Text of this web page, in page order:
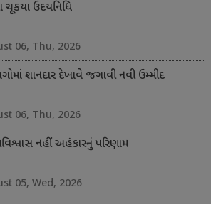
ચૂકયા ઉદયનિધિ
06, Thu, 2026
શાનદાર દેખાવે જગાવી નવી ઉમ્મીદ
06, Thu, 2026
નહીં અહંકારનું પરિણામ
05, Wed, 2026